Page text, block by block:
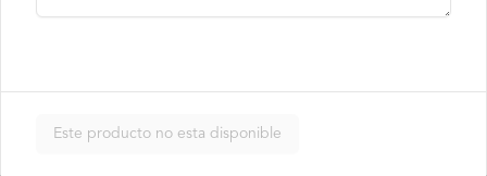
Nori Champ Roll
$7.900
Este producto no esta disponible